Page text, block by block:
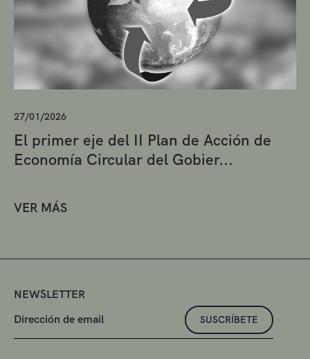
27/01/2026
El primer eje del II Plan de Acción de
Economía Circular del Gobier...
VER MÁS
NEWSLETTER
SUSCRÍBETE